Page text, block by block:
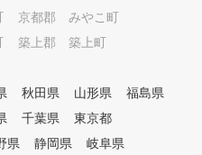
京都郡 みやこ町
築上郡 築上町
秋田県 山形県
福島県
千葉県
東京都
県 静岡県
岐阜県